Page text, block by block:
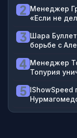
2 Менеджер
«Если не
если три
3 Шара
борьбе с
4 Менеджер
Топурия
дрался»
5